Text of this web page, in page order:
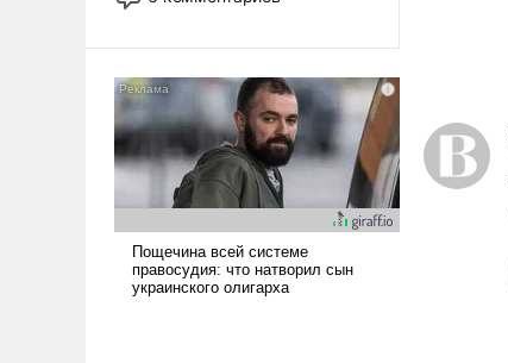
лет. Даже небольшая война с
Сложившаяся ситуация
означает многолетний период
уязвимости США, например,
перед Китаем.